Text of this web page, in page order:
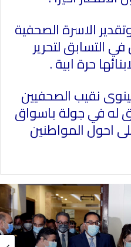
الاسرة الصحفية
التسابق لتحرير
حرة ابية .
نقيب الصحفيين
له في جولة باسواق
احول المواطنين